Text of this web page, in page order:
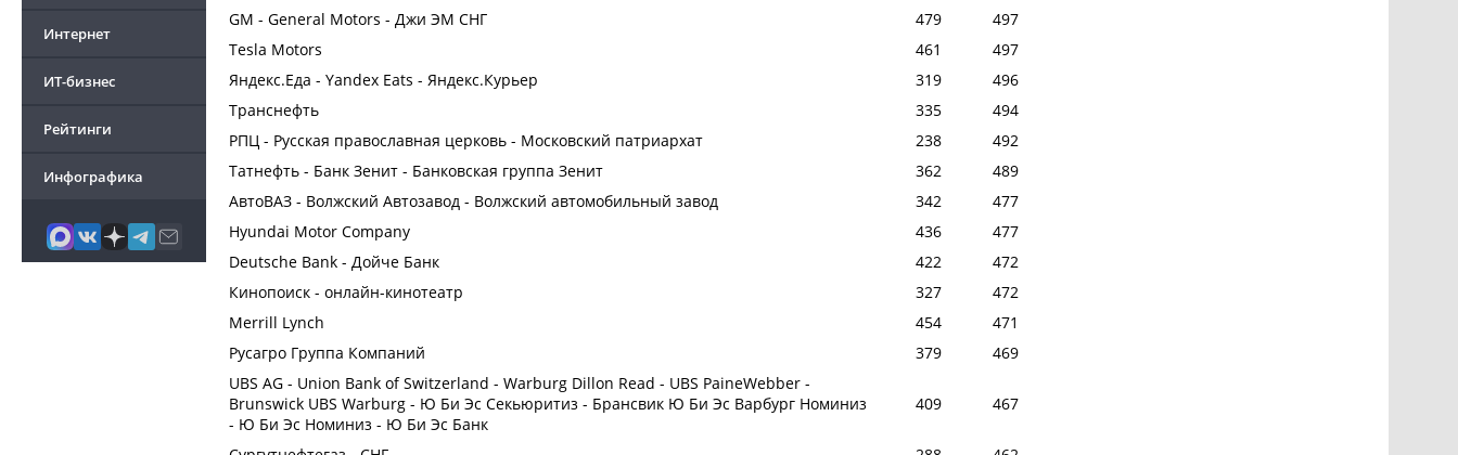
Интернет
ИТ-бизнес
Рейтинги
Инфографика
GM - General Motors - Джи ЭМ СНГ
479
497
Tesla Motors
461
497
Яндекс.Еда - Yandex Eats - Яндекс.Курьер
319
496
Транснефть
335
494
РПЦ - Русская православная церковь - Московский патриархат
238
492
Татнефть - Банк Зенит - Банковская группа Зенит
362
489
АвтоВАЗ - Волжский Автозавод - Волжский автомобильный завод
342
477
Hyundai Motor Company
436
477
Deutsche Bank - Дойче Банк
422
472
Кинопоиск - онлайн-кинотеатр
327
472
Merrill Lynch
454
471
Русагро Группа Компаний
379
469
UBS AG - Union Bank of Switzerland - Warburg Dillon Read - UBS PaineWebber -
Brunswick UBS Warburg - Ю Би Эс Секьюритиз - Брансвик Ю Би Эс Варбург Номиниз
- Ю Би Эс Номиниз - Ю Би Эс Банк
409 467